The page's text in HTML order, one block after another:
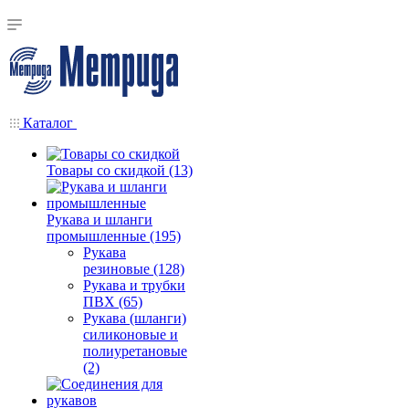
Каталог
Товары со скидкой (13)
Рукава и шланги
промышленные (195)
Рукава
резиновые (128)
Рукава и трубки
ПВХ (65)
Рукава (шланги)
силиконовые и
полиуретановые
(2)